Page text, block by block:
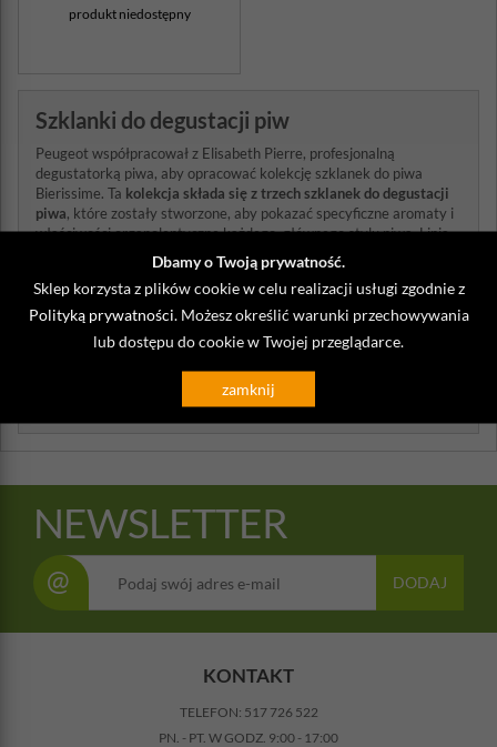
Dbamy o Twoją prywatność.
Sklep korzysta z plików cookie w celu realizacji usługi zgodnie z
Polityką prywatności . Możesz określić warunki przechowywania
lub dostępu do cookie w Twojej przeglądarce.
zamknij
produkt niedostępny
Szklanki do degustacji piw
Peugeot współpracował z Elisabeth Pierre, profesjonalną
degustatorką piwa, aby opracować kolekcję szklanek do piwa
Bierissime. Ta kolekcja składa się z trzech szklanek do degustacji
piwa, które zostały stworzone, aby pokazać specyficzne aromaty i
właściwości organoleptyczne każdego, głównego stylu piwa. Linia
Bierissime składa się z trzech szklanek stworzonych specjalnie, aby
wyeksponować walory aromatyczne i smakowe konkretnych
stylów złotego trunku. Każdy z trzech, uważnie zaprojektowanych
kształtów podkreśla charakter piwa z dominującą nutą roślinną,
warzywną lub owocową.
Jak pić piwo? - Rodzaje szklanek do piwa
NEWSLETTER
@ DODAJ
KONTAKT
TELEFON: 517 726 522
PN. - PT. W GODZ. 9:00 - 17:00